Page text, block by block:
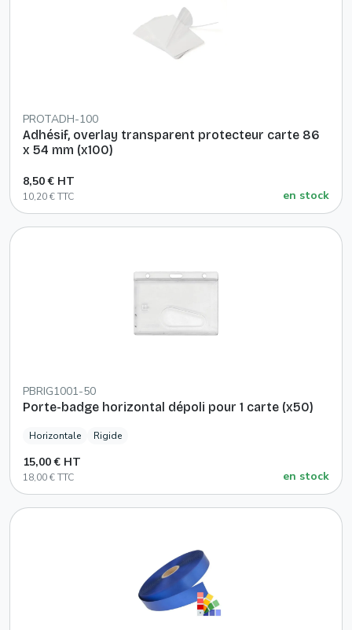
PROTADH-100
Adhésif, overlay transparent protecteur carte 86
x 54 mm (x100)
8,50 € HT
10,20 € TTC en stock
PBRIG1001-50
Porte-badge horizontal dépoli pour 1 carte (x50)
Horizontale Rigide
15,00 € HT
18,00 € TTC en stock